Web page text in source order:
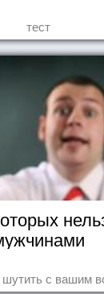
тест
шутить с вашим